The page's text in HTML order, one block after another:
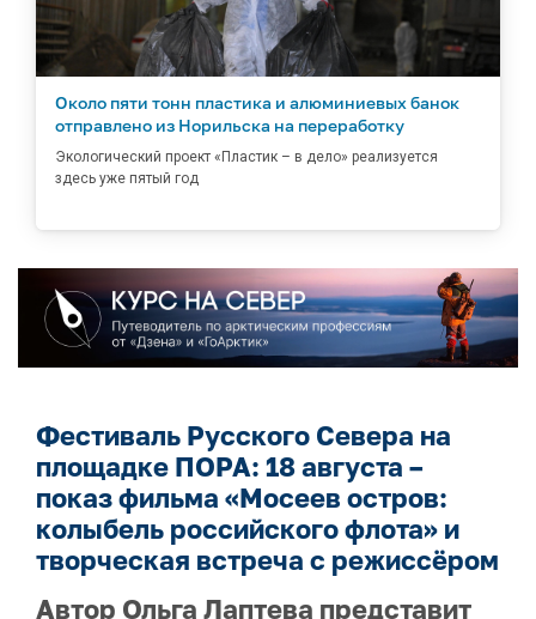
Около пяти тонн пластика и алюминиевых банок
отправлено из Норильска на переработку
Экологический проект «Пластик – в дело» реализуется
здесь уже пятый год
Фестиваль Русского Севера на
площадке ПОРА: 18 августа –
показ фильма «Мосеев остров:
колыбель российского флота» и
творческая встреча с режиссёром
Автор Ольга Лаптева представит